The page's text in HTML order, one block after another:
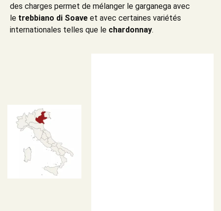
des charges permet de mélanger le garganega avec
le trebbiano di Soave et avec certaines variétés
internationales telles que le chardonnay.